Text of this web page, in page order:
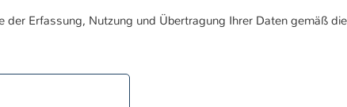
der Erfassung, Nutzung und Übertragung Ihrer Daten gemäß